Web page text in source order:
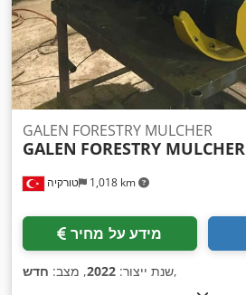
טורקיה 1,018 km
GALEN FORESTRY MULCHER
GALEN FORESTRY MULCHER
מידע על מחיר
שנת ייצור: 2022, מצב: חדש ,